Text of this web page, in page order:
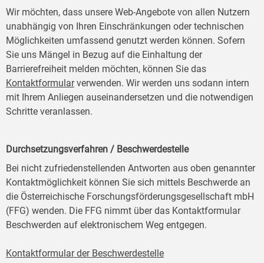
Wir möchten, dass unsere Web-Angebote von allen Nutzern
unabhängig von Ihren Einschränkungen oder technischen
Möglichkeiten umfassend genutzt werden können. Sofern
Sie uns Mängel in Bezug auf die Einhaltung der
Barrierefreiheit melden möchten, können Sie das
Kontaktformularverwenden. Wir werden uns sodann intern
mit Ihrem Anliegen auseinandersetzen und die notwendigen
Schritte veranlassen.
Durchsetzungsverfahren / Beschwerdestelle
Bei nicht zufriedenstellenden Antworten aus oben genannter
Kontaktmöglichkeit können Sie sich mittels Beschwerde an
die Österreichische Forschungsförderungsgesellschaft mbH
(FFG) wenden. Die FFG nimmt über das Kontaktformular
Beschwerden auf elektronischem Weg entgegen.
Kontaktformular der Beschwerdestelle